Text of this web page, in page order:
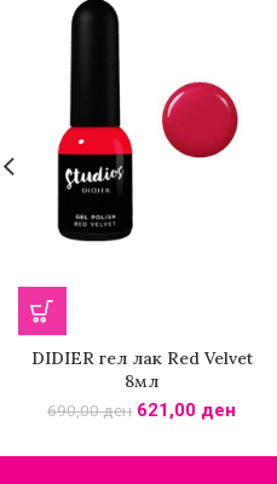
DIDIER гел лак Red Velvet
8мл
690,00ден 621,00 ден